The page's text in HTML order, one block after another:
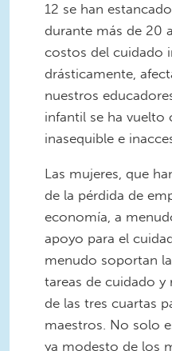
12 se han
durante más de 20
costos del cuidado
drásticamente,
nuestros
infantil se ha vuelto
inasequible e
Las mujeres, que
de la pérdida de
economía, a
apoyo para el
menudo soportan
tareas de cuidado y
de las tres cuartas
maestros. No solo
ya modesto de los